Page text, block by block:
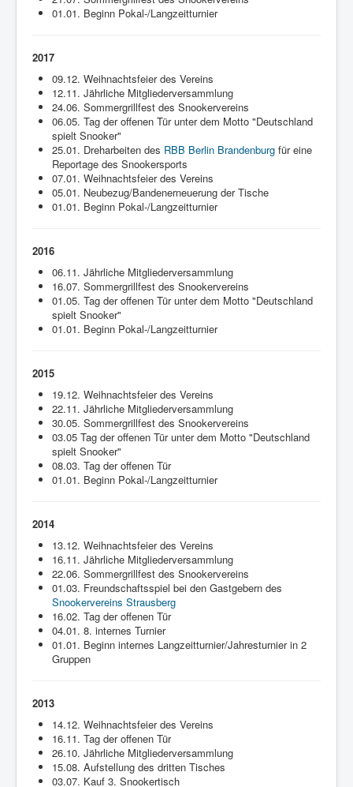
01.01. Beginn Pokal-/Langzeitturnier
2017
09.12. Weihnachtsfeier des Vereins
12.11. Jährliche Mitgliederversammlung
24.06. Sommergrillfest des Snookervereins
06.05. Tag der offenen Tür unter dem Motto "Deutschland
spielt Snooker"
25.01. Dreharbeiten des RBB Berlin Brandenburg für eine
Reportage des Snookersports
07.01. Weihnachtsfeier des Vereins
05.01. Neubezug/Bandenerneuerung der Tische
01.01. Beginn Pokal-/Langzeitturnier
2016
06.11. Jährliche Mitgliederversammlung
16.07. Sommergrillfest des Snookervereins
01.05. Tag der offenen Tür unter dem Motto "Deutschland
spielt Snooker"
01.01. Beginn Pokal-/Langzeitturnier
2015
19.12. Weihnachtsfeier des Vereins
22.11. Jährliche Mitgliederversammlung
30.05. Sommergrillfest des Snookervereins
03.05 Tag der offenen Tür unter dem Motto "Deutschland
spielt Snooker"
08.03. Tag der offenen Tür
01.01. Beginn Pokal-/Langzeitturnier
2014
13.12. Weihnachtsfeier des Vereins
16.11. Jährliche Mitgliederversammlung
22.06. Sommergrillfest des Snookervereins
01.03. Freundschaftsspiel bei den Gastgebern des
Snookervereins Strausberg
16.02. Tag der offenen Tür
04.01. 8. internes Turnier
01.01. Beginn internes Langzeitturnier/Jahresturnier in 2
Gruppen
2013
14.12. Weihnachtsfeier des Vereins
16.11. Tag der offenen Tür
26.10. Jährliche Mitgliederversammlung
15.08. Aufstellung des dritten Tisches
03.07. Kauf 3. Snookertisch